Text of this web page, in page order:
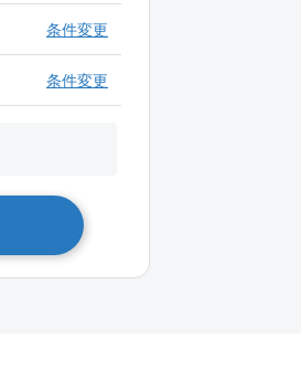
条件変更
条件変更